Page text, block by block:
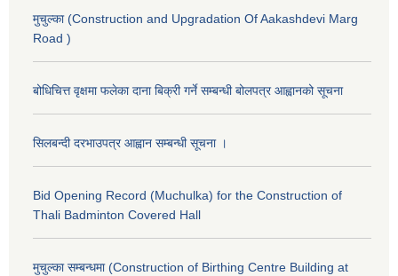
मुचुल्का (Construction and Upgradation Of Aakashdevi Marg
Road )
बोधिचित्त वृक्षमा फलेका दाना बिक्री गर्ने सम्बन्धी बोलपत्र आह्वानको सूचना
सिलबन्दी दरभाउपत्र आह्वान सम्बन्धी सूचना ।
Bid Opening Record (Muchulka) for the Construction of
Thali Badminton Covered Hall
मुचुल्का सम्बन्धमा (Construction of Birthing Centre Building at